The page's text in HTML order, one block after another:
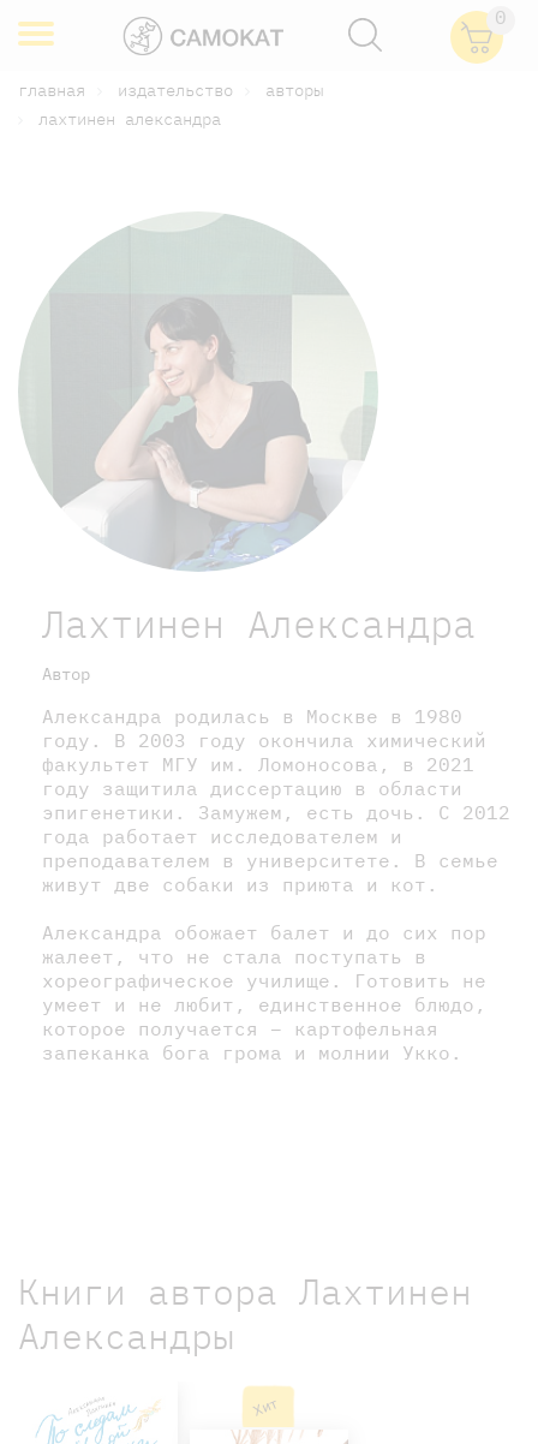
0
главная издательство
авторы
лахтинен александра
Лахтинен Александра
Автор
Александра родилась в Москве в 1980
году. В 2003 году окончила химический
факультет МГУ им. Ломоносова, в 2021
году защитила диссертацию в области
эпигенетики. Замужем, есть дочь. С 2012
года работает исследователем и
преподавателем в университете. В семье
живут две собаки из приюта и кот.
Александра обожает балет и до сих пор
жалеет, что не стала поступать в
хореографическое училище. Готовить не
умеет и не любит, единственное блюдо,
которое получается – картофельная
запеканка бога грома и молнии Укко.
Книги автора Лахтинен
Александры
Хит